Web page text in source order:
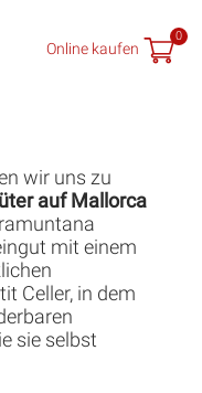
Online kaufen
0
wir uns zu
auf Mallorca
mit einem
Celler, in dem
sie selbst